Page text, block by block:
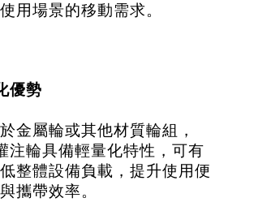
用場景的移動需求。
優勢
金屬輪或其他材質輪組，
注輪具備輕量化特性，可有
整體設備負載，提升使用便
攜帶效率。